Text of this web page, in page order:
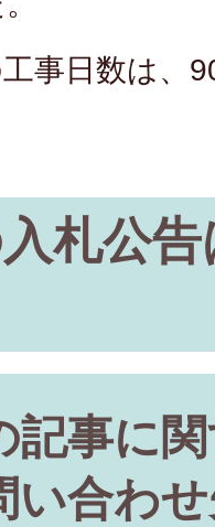
工事日数は、
札公
記事に
い合わ